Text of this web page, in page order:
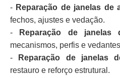
- Reparação de janelas de
fechos, ajustes e vedação.
-
Reparação de janelas
mecanismos, perfis e
-
Reparação de janelas
restauro e reforço estrutural.